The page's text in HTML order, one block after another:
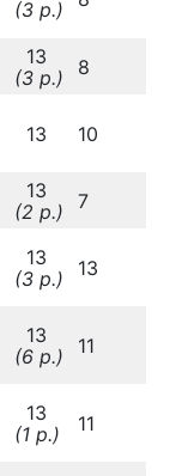
(3 p.)
13
(3 p.)
8
13 10
13
(2 p.)
7
13
(3 p.)
13
13
(6 p.)
11
13
(1 p.)
11